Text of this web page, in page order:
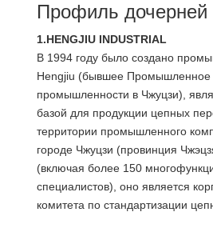
Профиль дочерней
1.HENGJIU INDUSTRIAL
В 1994 году было создано
Hengjiu (бывшее Промышленное
промышленности в Чжуцзи),
базой для продукции цепных
территории промышленного
городе Чжуцзи (провинция
(включая более 150
специалистов), оно является
комитета по стандартизации